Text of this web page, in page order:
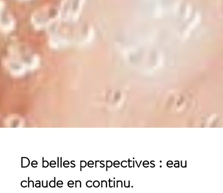
De belles perspectives : eau
chaude en continu.